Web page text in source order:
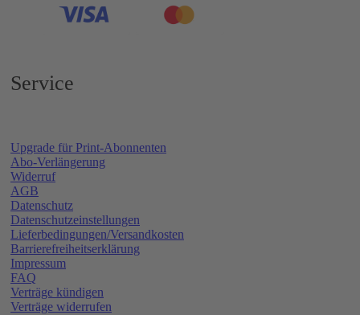
Service
Upgrade für Print-Abonnenten
Abo-Verlängerung
Widerruf
AGB
Datenschutz
Datenschutzeinstellungen
Lieferbedingungen/Versandkosten
Barrierefreiheitserklärung
Impressum
FAQ
Verträge kündigen
Verträge widerrufen